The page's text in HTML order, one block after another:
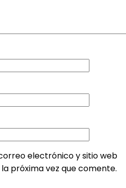
electrónico y sitio web
próxima vez que comente.